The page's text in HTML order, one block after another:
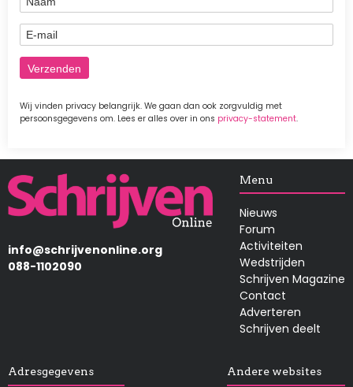
E-mail
Wij vinden privacy belangrijk. We gaan dan ook zorgvuldig met
persoonsgegevens om. Lees er alles over in ons privacy-statement.
Afbeelding
info@schrijvenonline.org
088-1102090
Menu
Nieuws
Forum
Activiteiten
Wedstrijden
Schrijven Magazine
Contact
Adverteren
Schrijven deelt
Adresgegevens Andere websites